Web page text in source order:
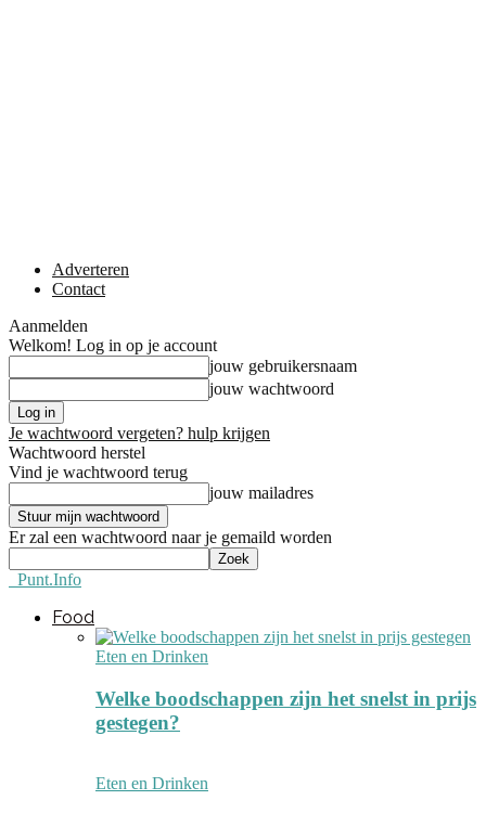
Adverteren
Contact
Aanmelden
Welkom! Log in op je account
jouw gebruikersnaam
jouw wachtwoord
Je wachtwoord vergeten? hulp krijgen
Wachtwoord herstel
Vind je wachtwoord terug
jouw mailadres
Er zal een wachtwoord naar je gemaild worden
Punt.Info
Food
Eten en Drinken
Welke boodschappen zijn het snelst in prijs
gestegen?
Eten en Drinken